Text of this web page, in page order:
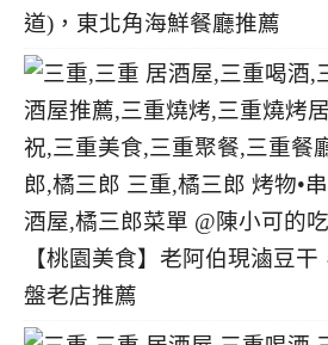
道)，東北角海鮮餐廳推薦
【桃園美食】老阿伯現滷豆
盤老店推薦